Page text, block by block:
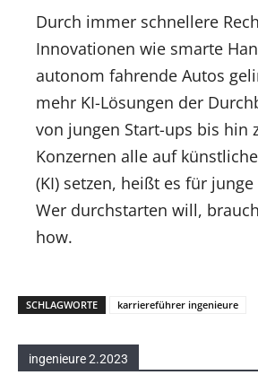
Durch immer schnellere
Innovationen wie smarte
autonom fahrende Autos
mehr KI-Lösungen der
von jungen Start-ups bis hin
Konzernen alle auf
(KI) setzen, heißt es für
Wer durchstarten will,
how.
SCHLAGWORTE karriereführer ingenieure
ingenieure 2.2023